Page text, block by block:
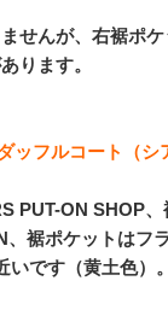
せんが、右裾ポ
ります。
ッフルコート（
PUT-ON SHOP
、裾ポケットはフ
いです（黄土色）